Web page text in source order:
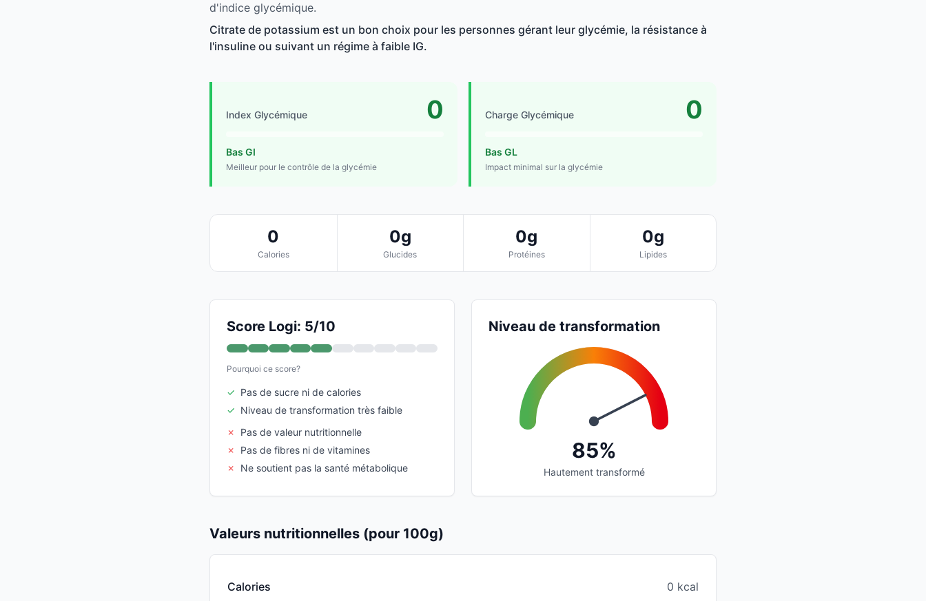
d'indice glycémique.
Citrate de potassium est un bon choix pour les personnes gérant leur glycémie, la résistance à
l'insuline ou suivant un régime à faible IG.
Index Glycémique 0
Bas GI
Meilleur pour le contrôle de la glycémie
Charge Glycémique 0
Bas GL
Impact minimal sur la glycémie
0
Calories
0g
Glucides
0g
Protéines
0g
Lipides
Score Logi: 5/10
Pourquoi ce score?
✓ Pas de sucre ni de calories
✓ Niveau de transformation très faible
✗
Pas de valeur nutritionnelle
✗
Pas de fibres ni de vitamines
✗
Ne soutient pas la santé métabolique
Niveau de transformation
85%
Hautement transformé
Valeurs nutritionnelles (pour 100g)
Calories 0 kcal